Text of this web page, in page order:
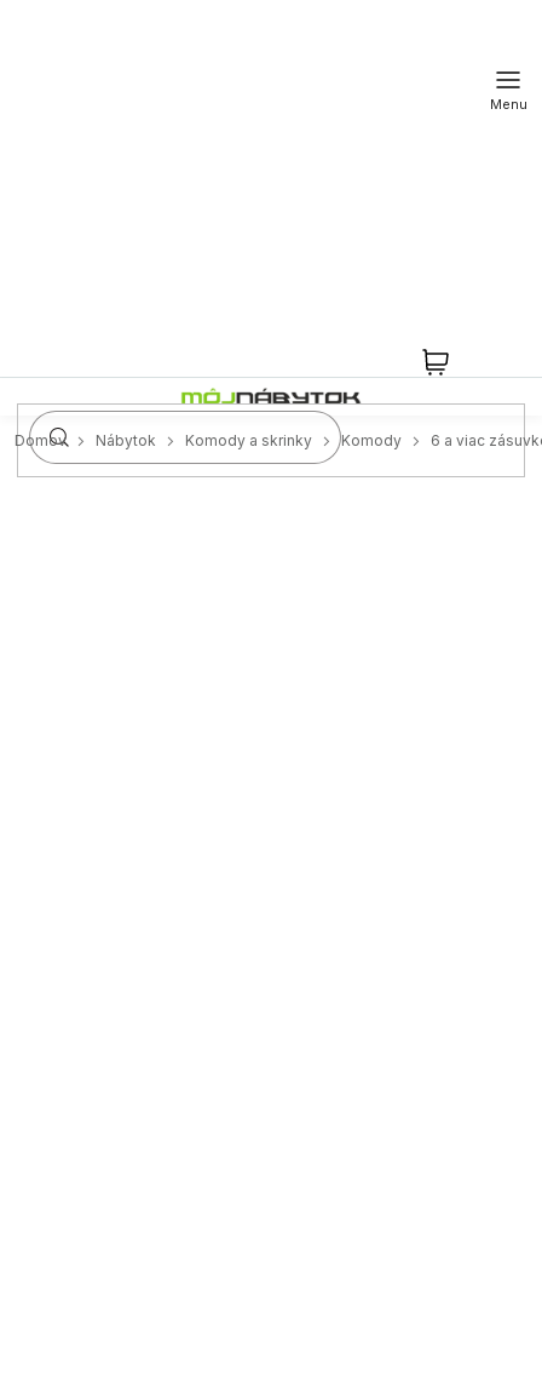
KOŠÍK
Domov Nábytok Komody a skrinky Komody 6 a viac